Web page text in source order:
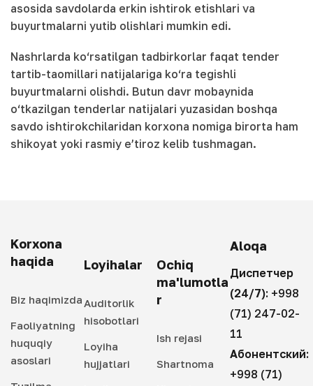
asosida savdolarda erkin ishtirok etishlari va
buyurtmalarni yutib olishlari mumkin edi.
Nashrlarda ko‘rsatilgan tadbirkorlar faqat tender
tartib-taomillari natijalariga ko‘ra tegishli
buyurtmalarni olishdi. Butun davr mobaynida
o‘tkazilgan tenderlar natijalari yuzasidan boshqa
savdo ishtirokchilaridan korxona nomiga birorta ham
shikoyat yoki rasmiy e’tiroz kelib tushmagan.
Korxona
haqida
Biz haqimizda
Faoliyatning
huquqiy
asoslari
Loyihalar
Auditorlik
hisobotlari
Loyiha
hujjatlari
Ochiq
ma'lumotla
r
Ish rejasi
Shartnoma
Aloqa
Диспетчер
(24/7): +998
(71) 247-02-
11
Абонентский:
+998 (71)